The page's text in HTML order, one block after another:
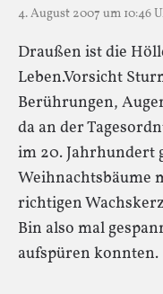
4. August 2007 um 10:46
Draußen ist die
Leben.Vorsicht
Berührungen,
da an der
im 20. Jahrhundert
Weihnachtsbäume
richtigen
Bin also mal
aufspüren konnten.